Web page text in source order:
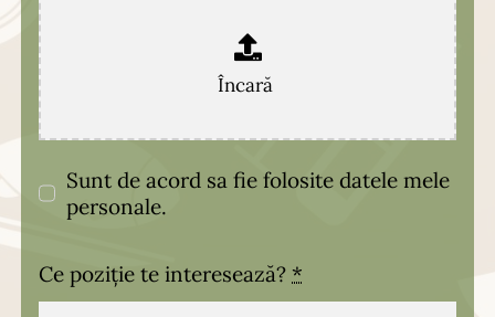
Sunt de acord sa fie folosite datele mele
personale.
Ce poziție te interesează?*